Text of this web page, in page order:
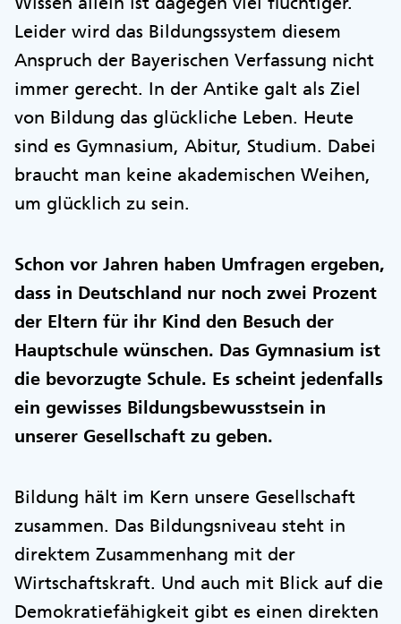
Leider wird das Bildungssystem diesem
Anspruch der Bayerischen Verfassung nicht
immer gerecht. In der Antike galt als Ziel
von Bildung das glückliche Leben. Heute
sind es Gymnasium, Abitur, Studium. Dabei
braucht man keine akademischen Weihen,
um glücklich zu sein.
Schon vor Jahren haben Umfragen ergeben,
dass in Deutschland nur noch zwei Prozent
der Eltern für ihr Kind den Besuch der
Hauptschule wünschen. Das Gymnasium ist
die bevorzugte Schule. Es scheint jedenfalls
ein gewisses Bildungsbewusstsein in
unserer Gesellschaft zu geben.
Bildung hält im Kern unsere Gesellschaft
zusammen. Das Bildungsniveau steht in
direktem Zusammenhang mit der
Wirtschaftskraft. Und auch mit Blick auf die
Demokratiefähigkeit gibt es einen direkten